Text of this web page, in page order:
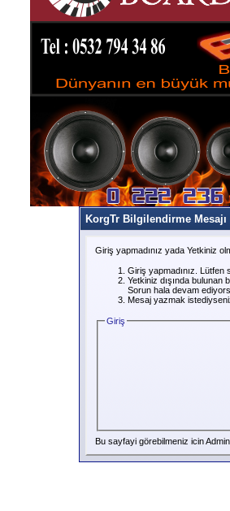
KorgTr Bilgilendirme Mesajı
Giriş yapmadınız yada Yetkiniz
Giriş yapmadınız. Lütfen
Yetkiniz dışında
Sorun hala devam
Mesaj yazmak
Giriş
Bu sayfayi görebilmeniz icin